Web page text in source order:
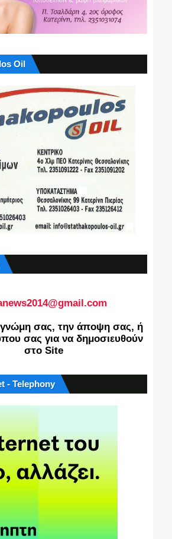
Oil
γνώμη σας, την άποψη σας, ή
σας για να δημοσιευθούν
στο Site
- Telephony